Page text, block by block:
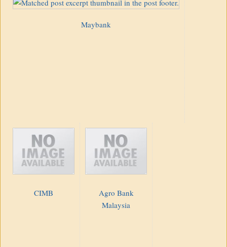
Maybank
CIMB
Agro Bank
Malaysia